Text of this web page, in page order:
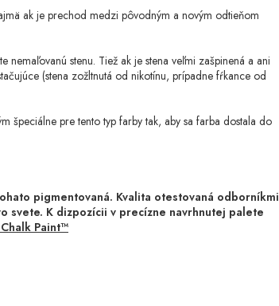
ak je prechod medzi pôvodným a novým odtieňom
stenu. Tiež ak je stena veľmi zašpinená a ani
(stena zožltnutá od nikotínu, prípadne fŕkance od
špeciálne pre tento typ farby tak, aby sa farba dostala do
pigmentovaná. Kvalita otestovaná odborníkmi
svete. K dizpozícii v precízne navrhnutej palete
Paint™